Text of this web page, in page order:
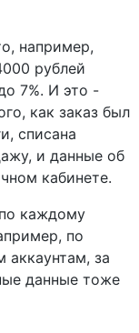
например,
рублей
7%. И это -
как заказ был
списана
и данные об
кабинете.
каждому
по
аккаунтам, за
данные тоже